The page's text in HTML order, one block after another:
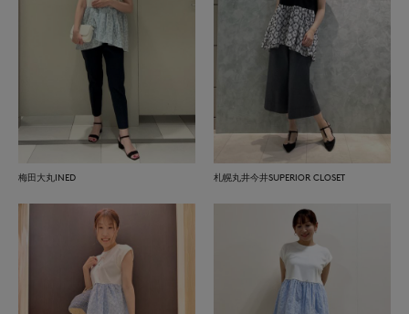
梅田大丸INED 札幌丸井今井SUPERIOR CLOSET